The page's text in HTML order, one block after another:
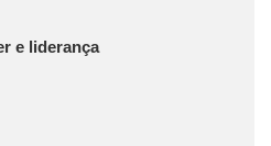
e liderança